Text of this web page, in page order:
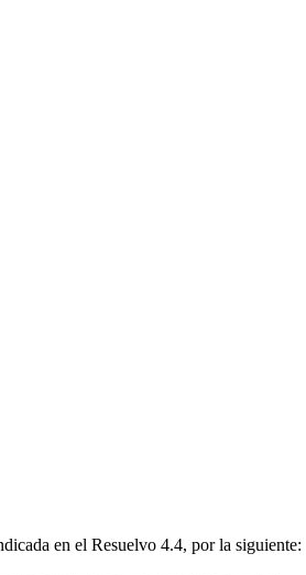
en el Resuelvo 4.4, por la siguiente: